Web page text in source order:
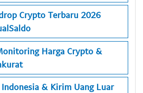
Crypto Terbaru 2026
Harga Crypto &
& Kirim Uang Luar